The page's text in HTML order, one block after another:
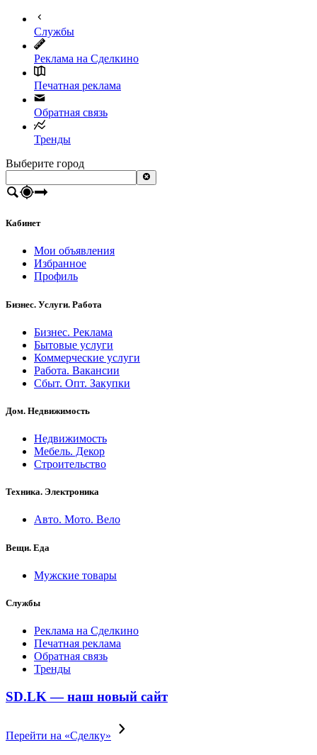
Службы
Реклама на Сделкино
Печатная реклама
Обратная связь
Тренды
Выберите город
Кабинет
Мои объявления
Избранное
Профиль
Бизнес. Услуги. Работа
Бизнес. Реклама
Бытовые услуги
Коммерческие услуги
Работа. Вакансии
Сбыт. Опт. Закупки
Дом. Недвижимость
Недвижимость
Мебель. Декор
Строительство
Техника. Электроника
Авто. Мото. Вело
Вещи. Еда
Мужские товары
Службы
Реклама на Сделкино
Печатная реклама
Обратная связь
Тренды
SD.LK — наш новый сайт
Перейти на «Сделку»